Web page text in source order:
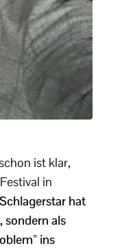
ist klar,
in
hat
sondern als
ins